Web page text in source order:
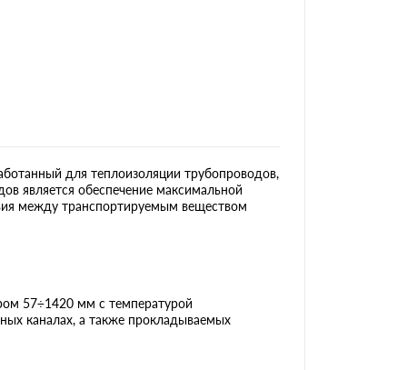
для теплоизоляции трубопроводов,
является обеспечение максимальной
между транспортируемым веществом
57÷1420 мм с температурой
каналах, а также прокладываемых